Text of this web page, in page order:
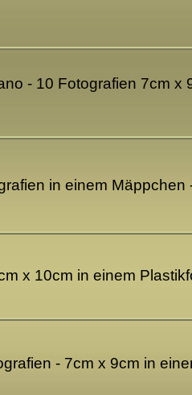
- 10 Fotografien 7cm
in einem
x 10cm in einem
- 7cm x 9cm in